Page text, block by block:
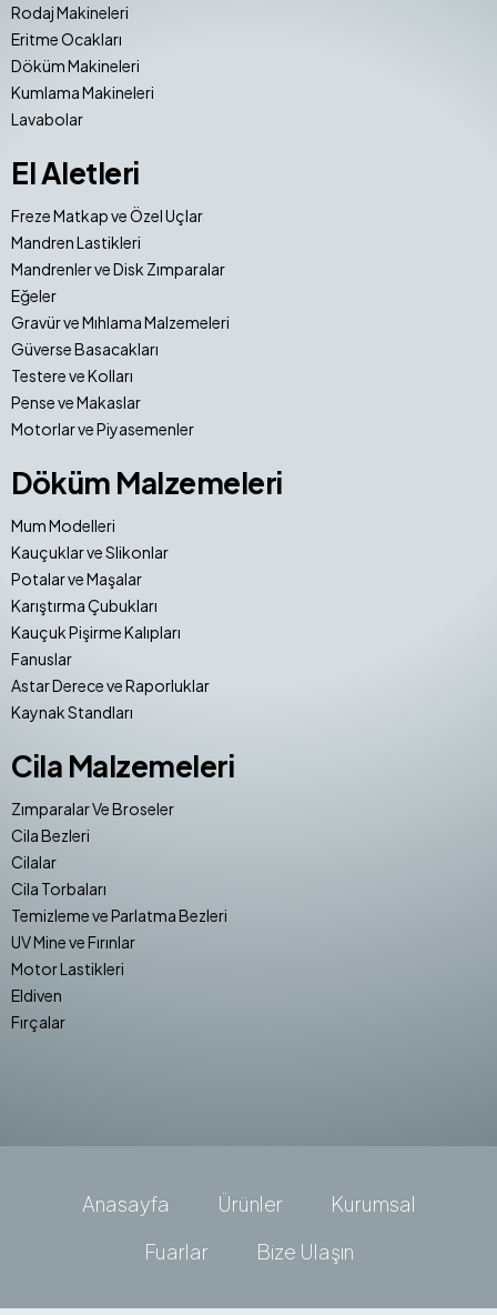
Rodaj Makineleri
Eritme Ocakları
Döküm Makineleri
Kumlama Makineleri
Lavabolar
El Aletleri
Freze Matkap ve Özel Uçlar
Mandren Lastikleri
Mandrenler ve Disk Zımparalar
Eğeler
Gravür ve Mıhlama Malzemeleri
Güverse Basacakları
Testere ve Kolları
Pense ve Makaslar
Motorlar ve Piyasemenler
Döküm Malzemeleri
Mum Modelleri
Kauçuklar ve Slikonlar
Potalar ve Maşalar
Karıştırma Çubukları
Kauçuk Pişirme Kalıpları
Fanuslar
Astar Derece ve Raporluklar
Kaynak Standları
Cila Malzemeleri
Zımparalar Ve Broseler
Cila Bezleri
Cilalar
Cila Torbaları
Temizleme ve Parlatma Bezleri
UV Mine ve Fırınlar
Motor Lastikleri
Eldiven
Fırçalar
Anasayfa Ürünler
Kurumsal
Fuarlar
Bize Ulaşın